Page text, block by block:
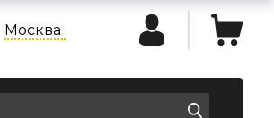
Москва